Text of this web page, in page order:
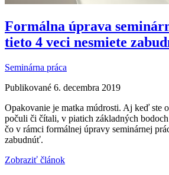
Formálna úprava
tieto 4 veci nesmiete
Seminárna práca
Publikované 6. decembra 2019
Opakovanie je matka múdrosti. Aj keď ste
počuli či čítali, v piatich základných
čo v rámci formálnej úpravy seminárnej
zabudnúť.
Zobraziť článok